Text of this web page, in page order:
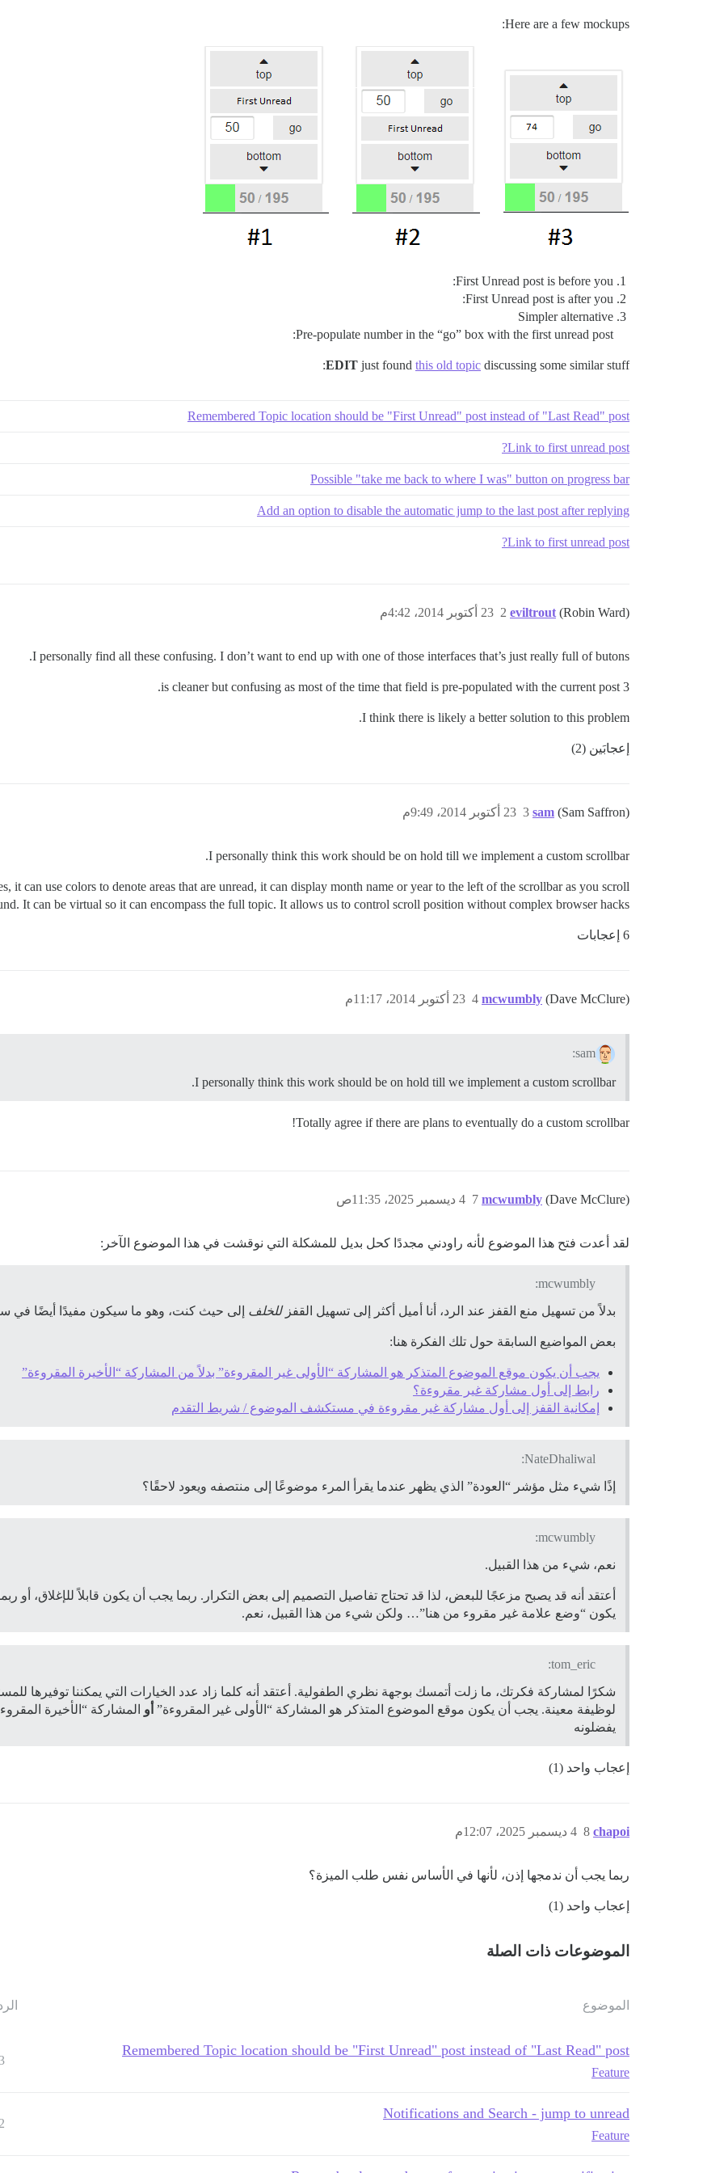
Here are a few mockups:
First Unread post is before you:
First Unread post is after you:
Simpler alternative
Pre-populate number in the “go” box with the first unread post:
EDIT just found this old topic discussing some similar stuff:
Remembered Topic location should be "First Unread" post instead of "Last Read" post
Link to first unread post?
Possible "take me back to where I was" button on progress bar
Add an option to disable the automatic jump to the last post after replying
Link to first unread post?
eviltrout (Robin Ward) 23 أكتوبر 2014، 4:42م 2
I personally find all these confusing. I don’t want to end up with one of those interfaces that’s just really full of butons.
3 is cleaner but confusing as most of the time that field is pre-populated with the current post.
I think there is likely a better solution to this problem.
إعجابَين (2)
sam (Sam Saffron) 23 أكتوبر 2014، 9:49م 3
I personally think this work should be on hold till we implement a custom scrollbar.
it can use colors to denote areas that are unread, it can display month name or year to the left of the scrollbar as you scroll
It can be virtual so it can encompass the full topic. It allows us to control scroll position without complex browser hacks.
6 إعجابات
mcwumbly (Dave McClure) 23 أكتوبر 2014، 11:17م 4
sam:
I personally think this work should be on hold till we implement a custom scrollbar.
Totally agree if there are plans to eventually do a custom scrollbar!
mcwumbly (Dave McClure) 4 ديسمبر 2025، 11:35ص 7
لقد أعدت فتح هذا الموضوع لأنه راودني مجددًا كحل بديل للمشكلة التي نوقشت في هذا الموضوع الآخر:
mcwumbly:
بدلاً من تسهيل منع القفز عند الرد، أنا أميل أكثر إلى تسهيل القفزللخلف إلى حيث كنت، وهو ما سيكون مفيدًا أيضًا في
بعض المواضيع السابقة حول تلك الفكرة هنا:
يجب أن يكون موقع الموضوع المتذكر هو المشاركة “الأولى غير المقروءة” بدلاً من المشاركة “الأخيرة المقروءة”
رابط إلى أول مشاركة غير مقروءة؟
إمكانية القفز إلى أول مشاركة غير مقروءة في مستكشف الموضوع / شريط التقدم
NateDhaliwal:
إذًا شيء مثل مؤشر “العودة” الذي يظهر عندما يقرأ المرء موضوعًا إلى منتصفه ويعود لاحقًا؟
mcwumbly:
نعم، شيء من هذا القبيل.
أعتقد أنه قد يصبح مزعجًا للبعض، لذا قد تحتاج تفاصيل التصميم إلى بعض التكرار. ربما يجب أن يكون قابلاً للإغلاق، أو ربما
يكون “وضع علامة غير مقروء من هنا”… ولكن شيء من هذا القبيل، نعم.
tom_eric:
شكرًا لمشاركة فكرتك، ما زلت أتمسك بوجهة نظري الطفولية. أعتقد أنه كلما زاد عدد الخيارات التي يمكننا توفيرها
لوظيفة معينة. يجب أن يكون موقع الموضوع المتذكر هو المشاركة “الأولى غير المقروءة” أو المشاركة “الأخيرة
يفضلونه
إعجاب واحد (1)
chapoi 4 ديسمبر 2025، 12:07م 8
ربما يجب أن ندمجها إذن، لأنها في الأساس نفس طلب الميزة؟
إعجاب واحد (1)
الموضوعات ذات الصلة
الموضوع
Remembered Topic location should be "First Unread" post instead of "Last Read" post
Feature
3
Notifications and Search - jump to unread
Feature
2